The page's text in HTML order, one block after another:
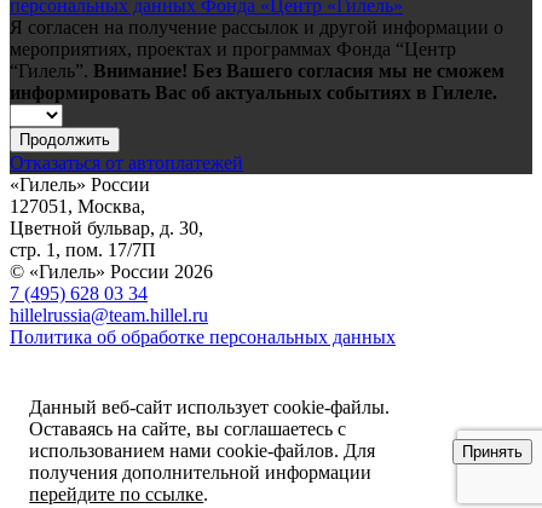
персональных данных Фонда «Центр «Гилель»
Я согласен на получение рассылок и другой информации о
мероприятиях, проектах и программах Фонда “Центр
“Гилель”. Внимание! Без Вашего согласия мы не сможем
информировать Вас об актуальных событиях в Гилеле.
Продолжить
Отказаться от автоплатежей
«Гилель» России
127051, Москва,
Цветной бульвар, д. 30,
стр. 1, пом. 17/7П
© «Гилель» России 2026
7 (495) 628 03 34
hillelrussia@team.hillel.ru
Политика об обработке персональных данных
Данный веб-сайт использует cookie-файлы.
Оставаясь на сайте, вы соглашаетесь с
использованием нами cookie-файлов. Для
получения дополнительной информации
перейдите по ссылке.
Принять